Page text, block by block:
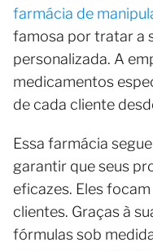
farmácia de
famosa por tratar a
personalizada. A
medicamentos
de cada cliente
Essa farmácia
garantir que seus
eficazes. Eles
clientes. Graças à
fórmulas sob